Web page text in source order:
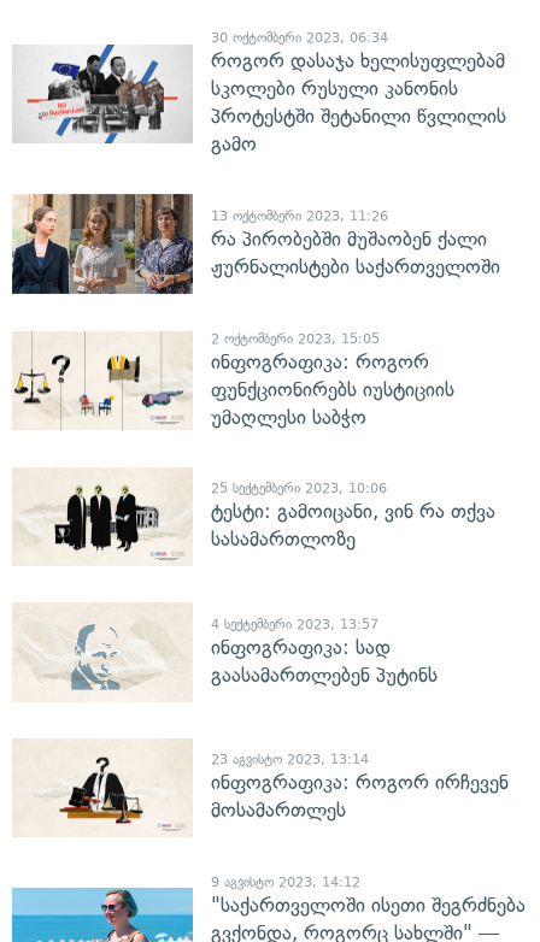
30 ოქტომბერი 2023, 06:34
როგორ დასაჯა ხელისუფლებამ
სკოლები რუსული კანონის
პროტესტში შეტანილი წვლილის
გამო
13 ოქტომბერი 2023, 11:26
რა პირობებში მუშაობენ ქალი
ჟურნალისტები საქართველოში
2 ოქტომბერი 2023, 15:05
ინფოგრაფიკა: როგორ
ფუნქციონირებს იუსტიციის
უმაღლესი საბჭო
25 სექტემბერი 2023, 10:06
ტესტი: გამოიცანი, ვინ რა თქვა
სასამართლოზე
4 სექტემბერი 2023, 13:57
ინფოგრაფიკა: სად
გაასამართლებენ პუტინს
23 აგვისტო 2023, 13:14
ინფოგრაფიკა: როგორ ირჩევენ
მოსამართლეს
9 აგვისტო 2023, 14:12
"საქართველოში ისეთი შეგრძნება
გვქონდა, როგორც სახლში" —